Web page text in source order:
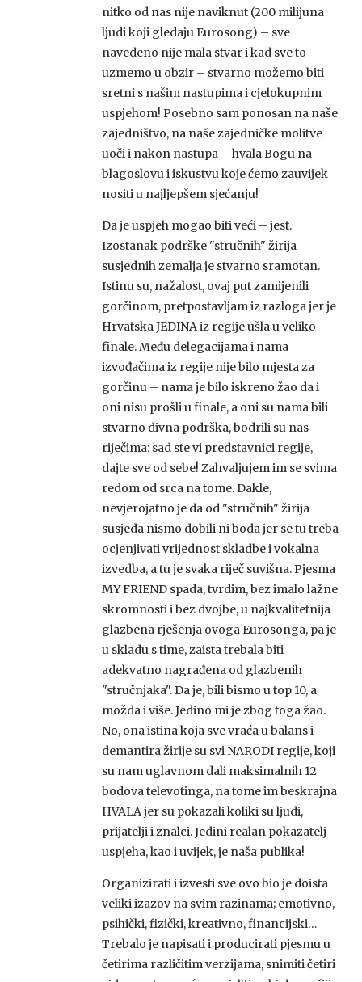
nitko od nas nije naviknut (200 milijuna
ljudi koji gledaju Eurosong) – sve
navedeno nije mala stvar i kad sve to
uzmemo u obzir – stvarno možemo biti
sretni s našim nastupima i cjelokupnim
uspjehom! Posebno sam ponosan na naše
zajedništvo, na naše zajedničke molitve
uoči i nakon nastupa – hvala Bogu na
blagoslovu i iskustvu koje ćemo zauvijek
nositi u najljepšem sjećanju!
Da je uspjeh mogao biti veći – jest.
Izostanak podrške "stručnih" žirija
susjednih zemalja je stvarno sramotan.
Istinu su, nažalost, ovaj put zamijenili
gorčinom, pretpostavljam iz razloga jer je
Hrvatska JEDINA iz regije ušla u veliko
finale. Među delegacijama i nama
izvođačima iz regije nije bilo mjesta za
gorčinu – nama je bilo iskreno žao da i
oni nisu prošli u finale, a oni su nama bili
stvarno divna podrška, bodrili su nas
riječima: sad ste vi predstavnici regije,
dajte sve od sebe! Zahvaljujem im se svima
redom od srca na tome. Dakle,
nevjerojatno je da od "stručnih" žirija
susjeda nismo dobili ni boda jer se tu treba
ocjenjivati vrijednost skladbe i vokalna
izvedba, a tu je svaka riječ suvišna. Pjesma
MY FRIEND spada, tvrdim, bez imalo lažne
skromnosti i bez dvojbe, u najkvalitetnija
glazbena rješenja ovoga Eurosonga, pa je
u skladu s time, zaista trebala biti
adekvatno nagrađena od glazbenih
"stručnjaka". Da je, bili bismo u top 10, a
možda i više. Jedino mi je zbog toga žao.
No, ona istina koja sve vraća u balans i
demantira žirije su svi NARODI regije, koji
su nam uglavnom dali maksimalnih 12
bodova televotinga, na tome im beskrajna
HVALA jer su pokazali koliki su ljudi,
prijatelji i znalci. Jedini realan pokazatelj
uspjeha, kao i uvijek, je naša publika!
Organizirati i izvesti sve ovo bio je doista
veliki izazov na svim razinama; emotivno,
psihički, fizički, kreativno, financijski…
Trebalo je napisati i producirati pjesmu u
četirima različitim verzijama, snimiti četiri